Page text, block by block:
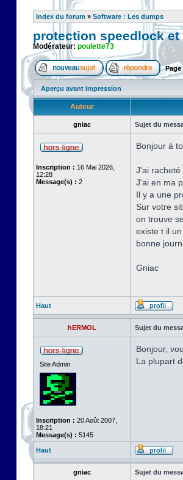
Index du forum » Software : Les dumps
protection speedlock et
Modérateur: poulette73
Page
Aperçu avant impression
Auteur
gniac Sujet du
Inscription : 16 Mai 2026,
12:28
Message(s) : 2
Bonjour à
J'ai racheté
J'ai en ma
Il y a une
Sur votre
on trouve
existe t il
bonne
Gniac
Haut
hERMOL Sujet du
Site Admin
Inscription : 20 Août 2007,
18:21
Message(s) : 5145
Bonjour,
La plupart
Haut
gniac Sujet du